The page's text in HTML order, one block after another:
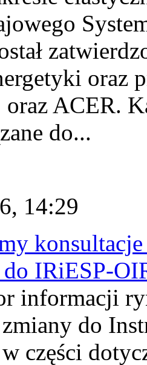
oraz
ACER.
do...
14:29
IRiESP-
informacji
do
w części